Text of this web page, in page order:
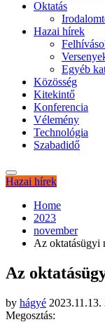
Oktatás
Hazai hírek
Egyéb
Közösség
Kitekintő
Konferencia
Vélemény
Technológia
Szabadidő
Hazai hírek
Home
2023
november
Az oktatásügyi
Az
by hágyé 2023.11.13.
Megosztás: